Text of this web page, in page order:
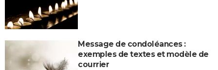
Message de condoléances :
exemples de textes et modèle de
courrier